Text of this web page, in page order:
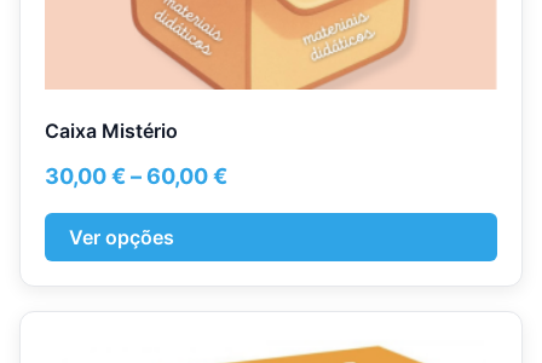
Caixa Mistério
30,00€ –60,00€
Ver opções